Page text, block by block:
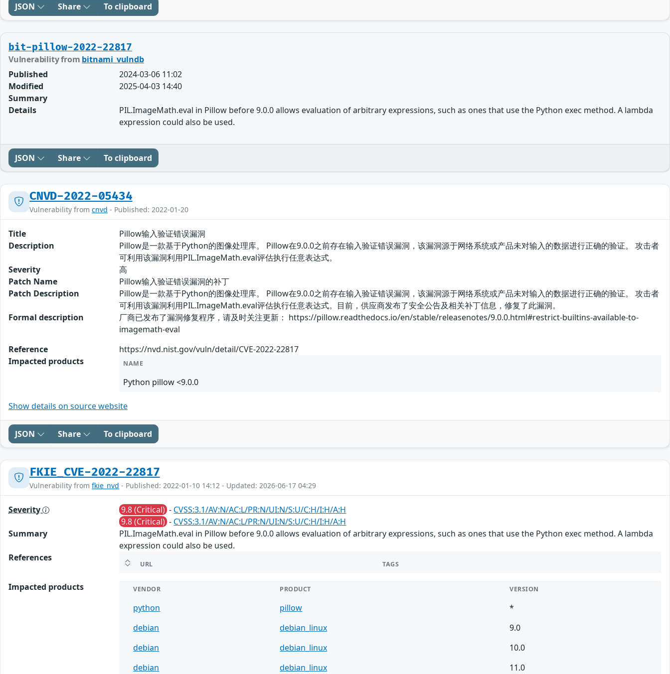
JSON Share To clipboard
bit-pillow-2022-22817
Vulnerability from bitnami_vulndb
Published
2024-03-06 11:02
Modified
2025-04-03 14:40
Summary
Details
PIL.ImageMath.eval in Pillow before 9.0.0 allows evaluation of arbitrary expressions, such as ones that use the Python exec method. A lambda
expression could also be used.
JSON Share To clipboard
CNVD-2022-05434
Vulnerability from cnvd - Published: 2022-01-20
Title
Pillow输入验证错误漏洞
Description
Pillow是一款基于Python的图像处理库。 Pillow在9.0.0之前存在输入验证错误漏洞，该漏洞源于网络系统或产品未对输入的数据进行正确的验证。 攻击者
可利用该漏洞利用PIL.ImageMath.eval评估执行任意表达式。
Severity
高
Patch Name
Pillow输入验证错误漏洞的补丁
Patch Description
Pillow是一款基于Python的图像处理库。 Pillow在9.0.0之前存在输入验证错误漏洞，该漏洞源于网络系统或产品未对输入的数据进行正确的验证。 攻击者
可利用该漏洞利用PIL.ImageMath.eval评估执行任意表达式。目前，供应商发布了安全公告及相关补丁信息，修复了此漏洞。
Formal description
厂商已发布了漏洞修复程序，请及时关注更新： https://pillow.readthedocs.io/en/stable/releasenotes/9.0.0.html#restrict-builtins-available-to-
imagemath-eval
Reference
https://nvd.nist.gov/vuln/detail/CVE-2022-22817
Impacted products
NAME
Python pillow <9.0.0
Show details on source website
JSON Share To clipboard
FKIE_CVE-2022-22817
Vulnerability from fkie_nvd - Published: 2022-01-10 14:12 - Updated: 2026-06-17 04:29
Severity 9.8 (Critical) - CVSS:3.1/AV:N/AC:L/PR:N/UI:N/S:U/C:H/I:H/A:H
9.8 (Critical) - CVSS:3.1/AV:N/AC:L/PR:N/UI:N/S:U/C:H/I:H/A:H
Summary
PIL.ImageMath.eval in Pillow before 9.0.0 allows evaluation of arbitrary expressions, such as ones that use the Python exec method. A lambda
expression could also be used.
References
URL TAGS
Impacted products VENDOR PRODUCT VERSION
python pillow
*
debian
debian_linux
9.0
debian
debian_linux
10.0
debian
debian_linux 11.0